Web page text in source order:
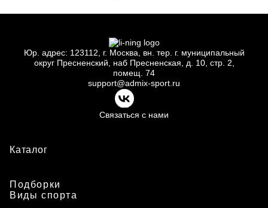
Юр. адрес: 123112, г. Москва, вн. тер. г. муниципальный
округ Пресненский, наб Пресненская, д.
10, стр. 2,
помещ. 74
support@admix-sport.ru
Связаться с нами
Каталог
Подборки
Виды спорта